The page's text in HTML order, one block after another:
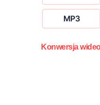
MP3
Konwersja